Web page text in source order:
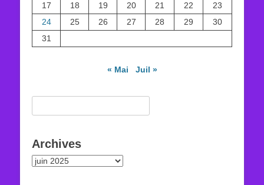
17
18 19 20 21 22
23
24
25 26 27 28 29
30
31
« Mai Juil »
Archives
Archives